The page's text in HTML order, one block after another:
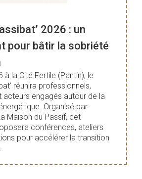
2026 : un
pour bâtir la sobriété
à la Cité Fertile (Pantin), le
réunira professionnels,
acteurs engagés autour de la
Organisé par
Maison du Passif, cet
conférences, ateliers
pour accélérer la transition